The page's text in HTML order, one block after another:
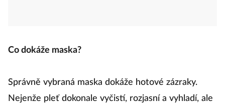
Co dokáže maska?
Správně vybraná maska dokáže hotové zázraky.
Nejenže pleť dokonale vyčistí, rozjasní a vyhladí, ale